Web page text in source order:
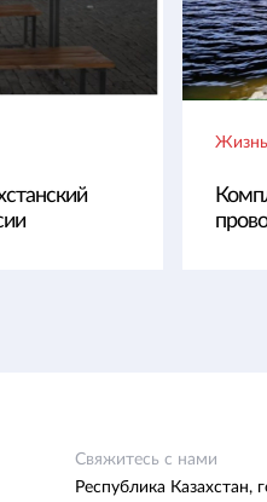
Жизнь
Свяжитесь с нами
Республика